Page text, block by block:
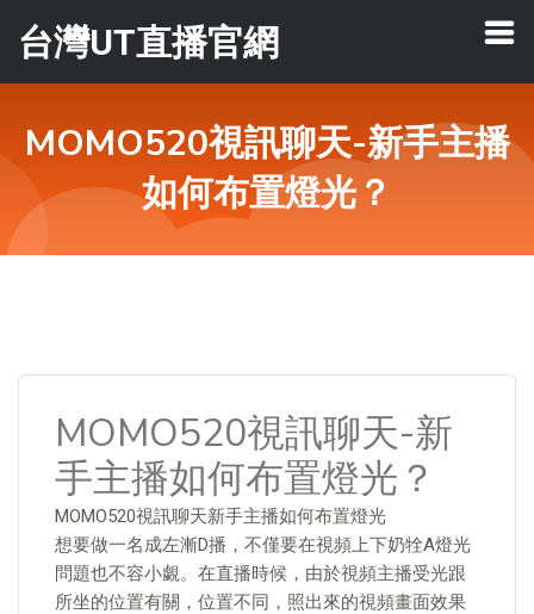
台灣UT直播官網
MOMO520視訊聊天-新手主播
如何布置燈光？
MOMO520視訊聊天-新
手主播如何布置燈光？
MOMO520視訊聊天新手主播如何布置燈光
想要做一名成左漸D播，不僅要在視頻上下奶牷A燈光
問題也不容小覷。在直播時候，由於視頻主播受光跟
所坐的位置有關，位置不同，照出來的視頻畫面效果